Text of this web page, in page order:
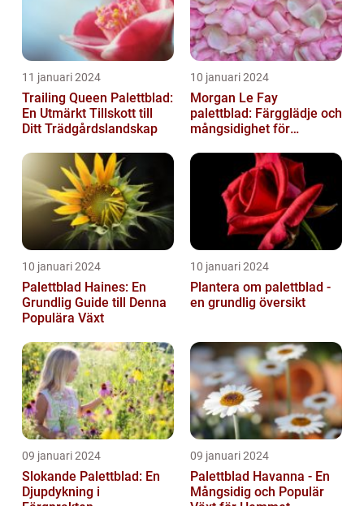
11 januari 2024
Trailing Queen Palettblad:
En Utmärkt Tillskott till
Ditt Trädgårdslandskap
10 januari 2024
Morgan Le Fay
palettblad: Färgglädje och
mångsidighet för
10 januari 2024
Palettblad Haines: En
Grundlig Guide till Denna
Populära Växt
10 januari 2024
Plantera om palettblad -
en grundlig översikt
09 januari 2024
Slokande Palettblad: En
Djupdykning i
09 januari 2024
Palettblad Havanna - En
Mångsidig och Populär